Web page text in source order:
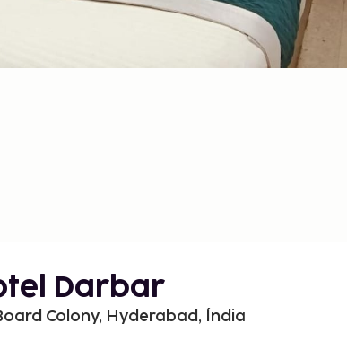
Darbar
Colony, Hyderabad, Índia